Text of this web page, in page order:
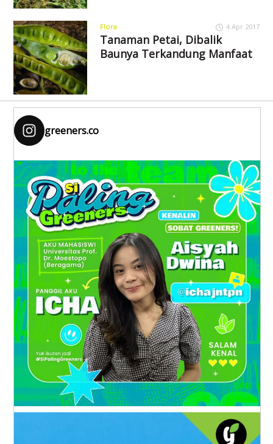
Flora 4 Apr 2017
Tanaman Petai, Dibalik
Baunya Terkandung Manfaat
greeners.co